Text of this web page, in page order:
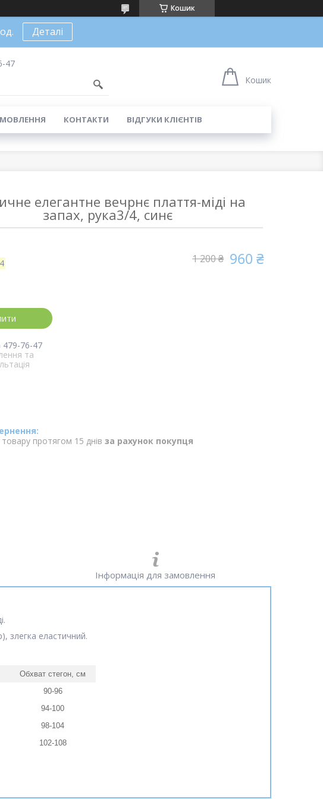
Кошик
Деталі
47
Кошик
КОНТАКТИ ВІДГУКИ КЛІЄНТІВ
елегантне вечрнє плаття-міді на
запах, рука3/4, синє
1 200 ₴ 960 ₴
479-76-47
та
протягом 15 днів за рахунок покупця
Інформація для замовлення
злегка еластичний.
Обхват стегон, см
90-96
94-100
98-104
102-108